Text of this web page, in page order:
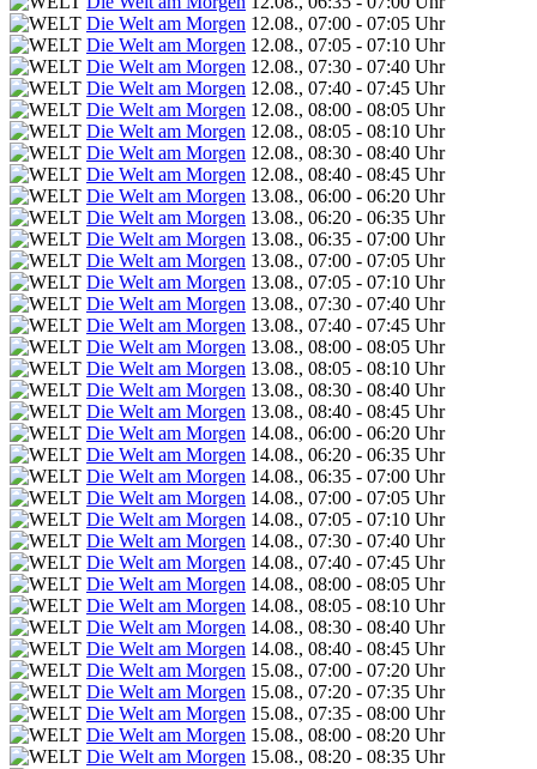
Die Welt am Morgen 12.08., 07:00 - 07:05 Uhr
Die Welt am Morgen 12.08., 07:05 - 07:10 Uhr
Die Welt am Morgen 12.08., 07:30 - 07:40 Uhr
Die Welt am Morgen 12.08., 07:40 - 07:45 Uhr
Die Welt am Morgen 12.08., 08:00 - 08:05 Uhr
Die Welt am Morgen 12.08., 08:05 - 08:10 Uhr
Die Welt am Morgen 12.08., 08:30 - 08:40 Uhr
Die Welt am Morgen 12.08., 08:40 - 08:45 Uhr
Die Welt am Morgen 13.08., 06:00 - 06:20 Uhr
Die Welt am Morgen 13.08., 06:20 - 06:35 Uhr
Die Welt am Morgen 13.08., 06:35 - 07:00 Uhr
Die Welt am Morgen 13.08., 07:00 - 07:05 Uhr
Die Welt am Morgen 13.08., 07:05 - 07:10 Uhr
Die Welt am Morgen 13.08., 07:30 - 07:40 Uhr
Die Welt am Morgen 13.08., 07:40 - 07:45 Uhr
Die Welt am Morgen 13.08., 08:00 - 08:05 Uhr
Die Welt am Morgen 13.08., 08:05 - 08:10 Uhr
Die Welt am Morgen 13.08., 08:30 - 08:40 Uhr
Die Welt am Morgen 13.08., 08:40 - 08:45 Uhr
Die Welt am Morgen 14.08., 06:00 - 06:20 Uhr
Die Welt am Morgen 14.08., 06:20 - 06:35 Uhr
Die Welt am Morgen 14.08., 06:35 - 07:00 Uhr
Die Welt am Morgen 14.08., 07:00 - 07:05 Uhr
Die Welt am Morgen 14.08., 07:05 - 07:10 Uhr
Die Welt am Morgen 14.08., 07:30 - 07:40 Uhr
Die Welt am Morgen 14.08., 07:40 - 07:45 Uhr
Die Welt am Morgen 14.08., 08:00 - 08:05 Uhr
Die Welt am Morgen 14.08., 08:05 - 08:10 Uhr
Die Welt am Morgen 14.08., 08:30 - 08:40 Uhr
Die Welt am Morgen 14.08., 08:40 - 08:45 Uhr
Die Welt am Morgen 15.08., 07:00 - 07:20 Uhr
Die Welt am Morgen 15.08., 07:20 - 07:35 Uhr
Die Welt am Morgen 15.08., 07:35 - 08:00 Uhr
Die Welt am Morgen 15.08., 08:00 - 08:20 Uhr
Die Welt am Morgen 15.08., 08:20 - 08:35 Uhr